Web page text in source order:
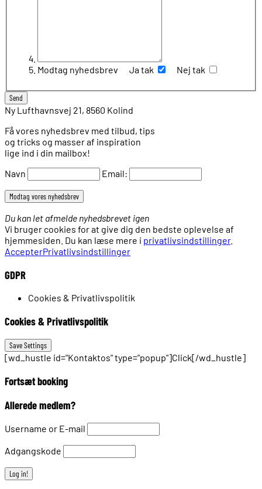
Modtag nyhedsbrev Ja tak Nej tak
Ny Lufthavnsvej 21, 8560 Kolind
Få vores nyhedsbrev med tilbud, tips
og tricks og masser af inspiration
lige ind i din mailbox!
Navn
Email:
Du kan let afmelde nyhedsbrevet igen
Vi bruger cookies for at give dig den bedste oplevelse af
hjemmesiden. Du kan læse mere i privatlivsindstillinger.
AccepterPrivatlivsindstillinger
GDPR
Cookies & Privatlivspolitik
Cookies & Privatlivspolitik
[wd_hustle id="Kontaktos" type="popup"]Click[/wd_hustle]
Fortsæt booking
Allerede medlem?
Username or E-mail
Adgangskode